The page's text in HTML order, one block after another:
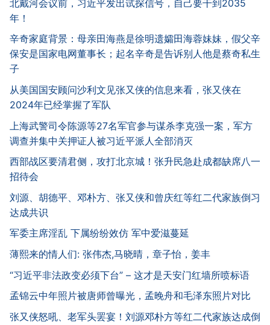
北戴河会议前，习近平发出试探信号，自己要干到2035
年！
辛奇家庭背景：母亲田海燕是徐明遗孀田海蓉妹妹，假父辛
保安是国家电网董事长；起名辛奇是告诉别人他是蔡奇私生
子
从美国国安顾问沙利文见张又侠的信息来看，张又侠在
2024年已经掌握了军队
上海武警司令陈源等27名军官参与谋杀李克强一案，军方
调查并集中关押证人被习近平派人全部消灭
西部战区要清君侧，攻打北京城！张升民急赴成都缺席八一
招待会
刘源、胡德平、邓朴方、张又侠和曾庆红等红二代家族倒习
达成共识
军委主席淫乱 下属纷纷效仿 军中爱滋蔓延
薄熙来的情人们: 张伟杰,马晓晴，章子怡，姜丰
“习近平非法政变必须下台” – 这才是天安门红墙所喷标语
孟锦云中年照片被唐师曾曝光，孟晚舟和毛泽东照片对比
张又侠怒吼、老军头罢宴！刘源邓朴方等红二代家族达成倒